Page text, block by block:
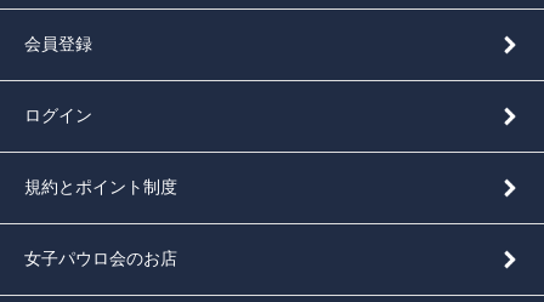
会員登録
ログイン
規約とポイント制度
女子パウロ会のお店